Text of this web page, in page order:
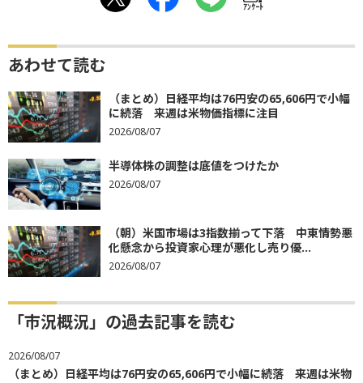
ｱﾝｹｰﾄ
あわせて読む
（まとめ）日経平均は76円安の65,606円で小幅
に続落 来週は米物価指標に注目
2026/08/07
半導体株の調整は底値をつけたか
2026/08/07
（朝）米国市場は3指数揃って下落 中東情勢悪
化懸念から投資家心理が悪化し売り優...
2026/08/07
「市況概況」の過去記事を読む
2026/08/07
（まとめ）日経平均は76円安の65,606円で小幅に続落 来週は米物